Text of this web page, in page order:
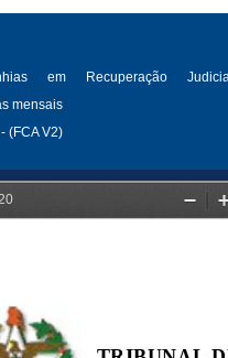
em Recuperação
mensais
(FCA V2)